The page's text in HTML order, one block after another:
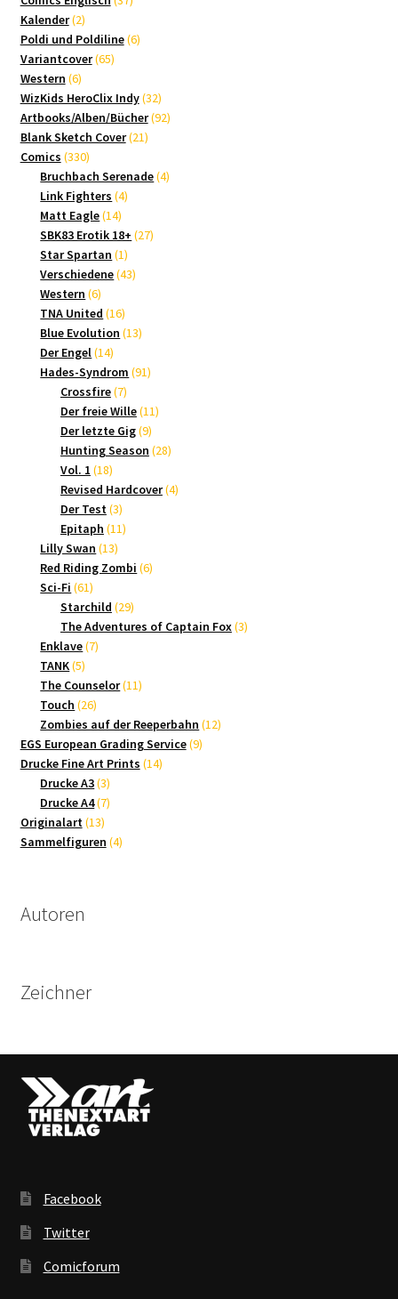
Kalender 22
Produkte
Poldi und Poldiline 66
Variantcover 6565
Western 66
Produkte
WizKids HeroClix Indy 3232
Produkte
Artbooks/Alben/Bücher 9292
Blank Sketch Cover 2121
Comics 330330
Produkte
Bruchbach Serenade 44
Link Fighters 44
Matt Eagle 1414
Produkte
SBK83 Erotik 18+ 2727
Star Spartan 11
Produkt
Verschiedene 4343
Western 66
Produkte
TNA United 1616
Produkte
Blue Evolution 1313
Der Engel 1414
Produkte
Hades-Syndrom 9191
Crossfire 77
Produkte
Der freie Wille 1111
Der letzte Gig 99
Produkte
Hunting Season 2828
Vol. 1 1818
Produkte
Revised Hardcover 44
Der Test 33
Produkte
Epitaph 1111
Lilly Swan 1313
Produkte
Red Riding Zombi 66
Sci-Fi 6161
Produkte
Starchild 2929
Produkte
The Adventures of Captain Fox 33
Enklave 77
TANK 55
Produkte
The Counselor 1111
Touch 2626
Produkte
Zombies auf der Reeperbahn 1212
EGS European Grading Service 99
Drucke Fine Art Prints 1414
Drucke A3 33
Produkte
Drucke A4 77
Originalart 1313
Produkte
Sammelfiguren 44
Autoren
Zeichner
Facebook
Twitter
Comicforum